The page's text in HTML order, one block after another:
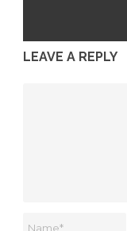
LEAVE A REPLY